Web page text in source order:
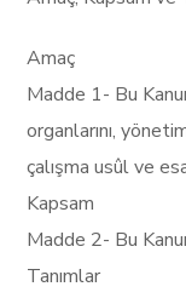
Amaç
Madde 1- Bu
organlarını,
çalışma usûl ve
Kapsam
Madde 2- Bu
Tanımlar